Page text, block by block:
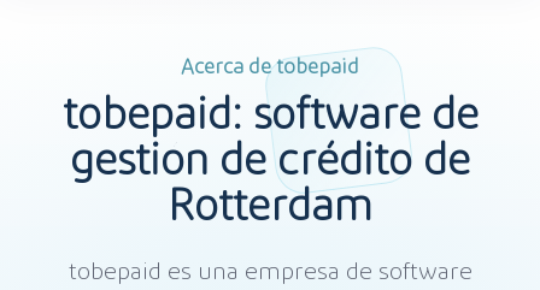
Acerca de tobepaid
tobepaid: software de
gestión de crédito de
Rotterdam
tobepaid es una empresa de software